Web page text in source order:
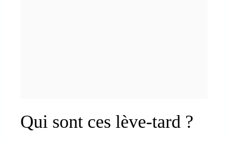
Qui sont ces lève-tard ?